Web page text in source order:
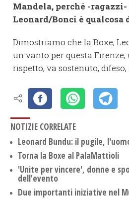
Mandela, perché -
Leonard/Bonci è qualcosa
Dimostriamo che la Boxe,
un vanto per questa
rispetto, va sostenuto,
NOTIZIE CORRELATE
Leonard Bundu: il pugile,
Torna la Boxe al PalaMattioli
'Unite per vincere', donne e
dell'evento
Due importanti iniziative nel